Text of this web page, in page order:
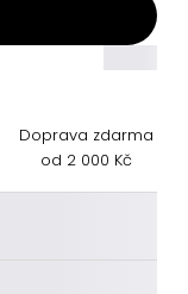
Doprava zdarma
od 2 000 Kč